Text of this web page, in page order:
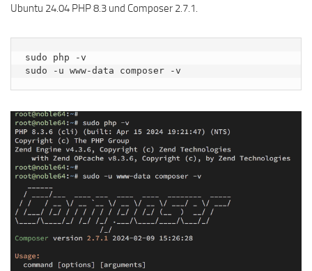
Ubuntu 24.04 PHP 8.3 und Composer 2.7.1.
sudo php -v
sudo -u www-data composer -v